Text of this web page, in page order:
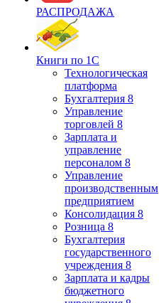
РАСПРОДАЖА
Книги по 1С
Технологическая
платформа
Бухгалтерия 8
Управление
торговлей 8
Зарплата и
управление
персоналом 8
Управление
производственным
предприятием
Консолидация 8
Розница 8
Бухгалтерия
государственного
учреждения 8
Зарплата и кадры
бюджетного